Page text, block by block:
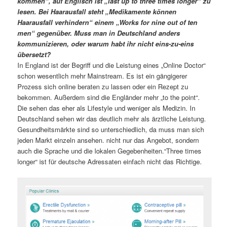
lesen. Bei Haarausfall steht „Medikamente können
Haarausfall verhindern“ einem „Works for nine out of ten
men“ gegenüber. Muss man in Deutschland anders
kommunizieren, oder warum habt ihr nicht eins-zu-eins
übersetzt?
In England ist der Begriff und die Leistung eines „Online Doctor“
schon wesentlich mehr Mainstream. Es ist ein gängigerer
Prozess sich online beraten zu lassen oder ein Rezept zu
bekommen. Außerdem sind die Engländer mehr „to the point“.
Die sehen das eher als Lifestyle und weniger als Medizin. In
Deutschland sehen wir das deutlich mehr als ärztliche Leistung.
Gesundheitsmärkte sind so unterschiedlich, da muss man sich
jeden Markt einzeln ansehen. nicht nur das Angebot, sondern
auch die Sprache und die lokalen Gegebenheiten.“Three times
longer“ ist für deutsche Adressaten einfach nicht das Richtige.